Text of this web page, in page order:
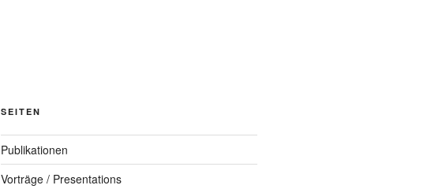
SEITEN
Publikationen
Vorträge / Presentations